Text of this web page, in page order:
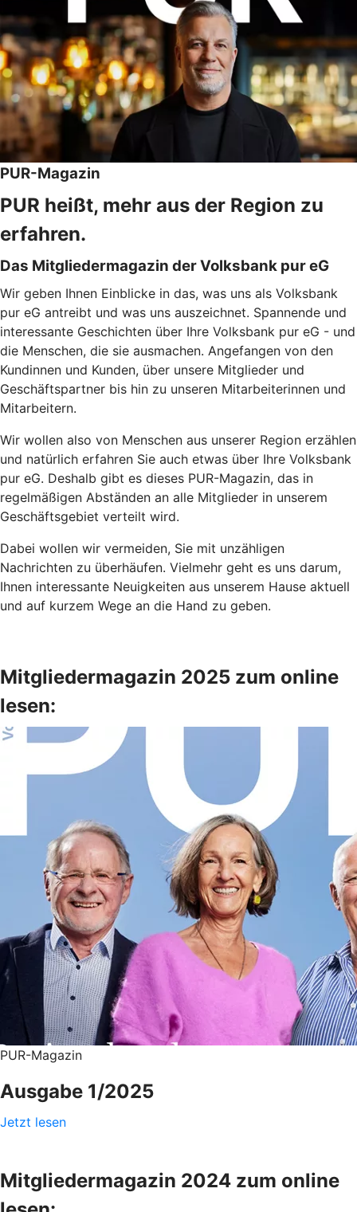
PUR-Magazin
PUR heißt, mehr aus der Region zu
erfahren.
Das Mitgliedermagazin der Volksbank pur eG
Wir geben Ihnen Einblicke in das, was uns als Volksbank
pur eG antreibt und was uns auszeichnet. Spannende und
interessante Geschichten über Ihre Volksbank pur eG - und
die Menschen, die sie ausmachen. Angefangen von den
Kundinnen und Kunden, über unsere Mitglieder und
Geschäftspartner bis hin zu unseren Mitarbeiterinnen und
Mitarbeitern.
Wir wollen also von Menschen aus unserer Region erzählen
und natürlich erfahren Sie auch etwas über Ihre Volksbank
pur eG. Deshalb gibt es dieses PUR-Magazin, das in
regelmäßigen Abständen an alle Mitglieder in unserem
Geschäftsgebiet verteilt wird.
Dabei wollen wir vermeiden, Sie mit unzähligen
Nachrichten zu überhäufen. Vielmehr geht es uns darum,
Ihnen interessante Neuigkeiten aus unserem Hause aktuell
und auf kurzem Wege an die Hand zu geben.
Mitgliedermagazin 2025 zum online
lesen:
PUR-Magazin
Ausgabe 1/2025
Jetzt lesen
Mitgliedermagazin 2024 zum online